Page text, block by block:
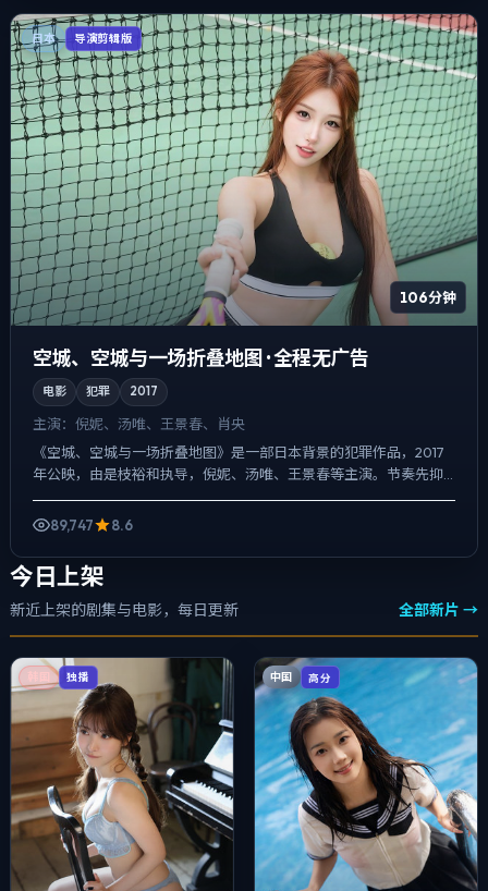
日本 导演剪辑版
106分钟
空城、空城与一场折叠地图 · 全程无广告
电影 犯罪 2017
主演： 倪妮、汤唯、王景春、肖央
《空城、空城与一场折叠地图》是一部日本背景的犯罪作品，2017
年公映，由是枝裕和执导，倪妮、汤唯、王景春等主演。节奏先抑
89,747
8.6
今日上架
新近上架的剧集与电影，每日更新 全部新片 →
韩国 独播 中国 高分